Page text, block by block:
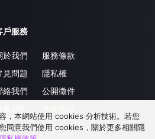
戶服務
於我們
見問題
絡我們
服務條款
隱私權
公開徵件
，本網站使用 cookies 分析技術。若您
同意我們使用 cookies，關於更多相關隱